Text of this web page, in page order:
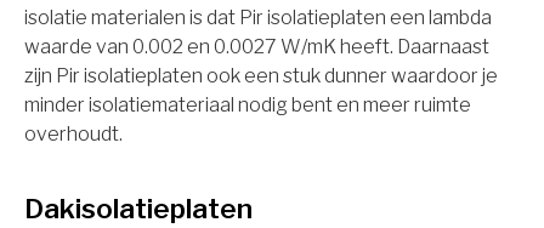
isolatie materialen is dat Pir isolatieplaten een lambda
waarde van 0.002 en 0.0027 W/mK heeft. Daarnaast
zijn Pir isolatieplaten ook een stuk dunner waardoor je
minder isolatiemateriaal nodig bent en meer ruimte
overhoudt.
Dakisolatieplaten